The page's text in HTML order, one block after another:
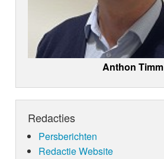
Anthon Timm
Redacties
Persberichten
Redactie Website